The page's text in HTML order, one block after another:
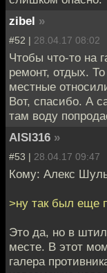
zibel »
#52 | 28.04.17 08:02
Чтобы что-то на
ремонт, отдых.
местные
Вот, спасибо. А
там воду
AISI316 »
#53 | 28.04.17 09:47
Кому: Алекс
>ну так был еще
Это да, но в
месте. В этот
галера